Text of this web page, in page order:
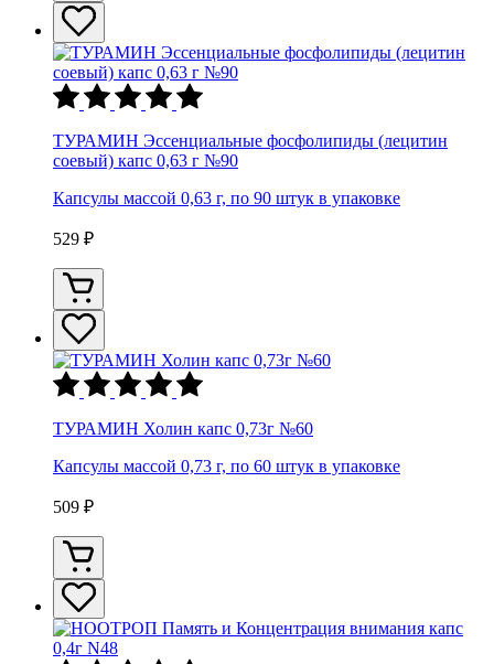
ТУРАМИН Эссенциальные фосфолипиды (лецитин
соевый) капс 0,63 г №90
Капсулы массой 0,63 г, по 90 штук в упаковке
529 ₽
ТУРАМИН Холин капс 0,73г №60
Капсулы массой 0,73 г, по 60 штук в упаковке
509 ₽